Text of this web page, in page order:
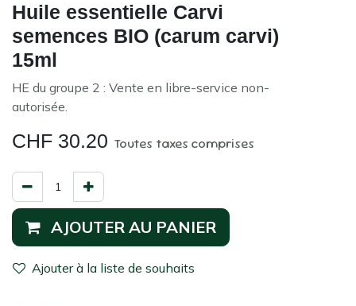
Huile essentielle Carvi
semences BIO (carum carvi)
15ml
HE du groupe 2 : Vente en libre-service non-
autorisée.
CHF 30.20 Toutes taxes comprises
AJOUTER AU PANIER
Ajouter à la liste de souhaits